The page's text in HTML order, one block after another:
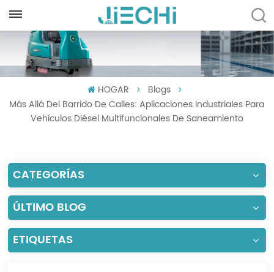
English
Русский
Português
العربية
Türkçe
Tiếng Việt
HOGAR
Blogs
Más Allá Del Barrido De Calles: Aplicaciones Industriales Para
Vehículos Diésel Multifuncionales De Saneamiento
CATEGORÍAS
ÚLTIMO BLOG
ETIQUETAS